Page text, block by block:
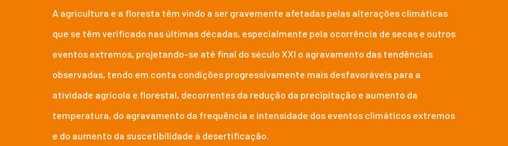
A agricultura e a floresta têm vindo a ser gravemente afetadas pelas alterações climáticas
que se têm verificado nas últimas décadas, especialmente pela ocorrência de secas e outros
eventos extremos, projetando-se até final do século XXI o agravamento das tendências
observadas, tendo em conta condições progressivamente mais desfavoráveis para a
atividade agrícola e florestal, decorrentes da redução da precipitação e aumento da
temperatura, do agravamento da frequência e intensidade dos eventos climáticos extremos
e do aumento da suscetibilidade à desertificação.